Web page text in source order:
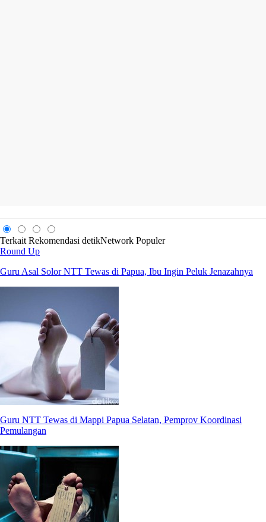
Terkait Rekomendasi detikNetwork Populer
Round Up
Guru Asal Solor NTT Tewas di Papua, Ibu Ingin Peluk Jenazahnya
Guru NTT Tewas di Mappi Papua Selatan, Pemprov Koordinasi
Pemulangan